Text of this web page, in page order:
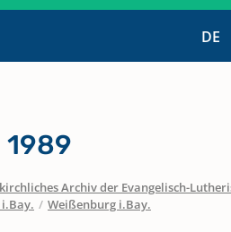
DE
1989
Archiv der Evangelisch-
/ Weißenburg i.Bay.